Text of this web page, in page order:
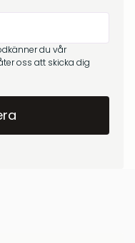
– Doftpinnar
du vår
oss att skicka dig